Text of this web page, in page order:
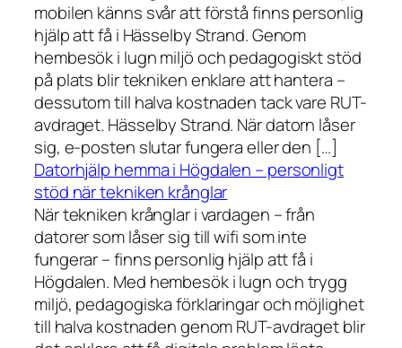
mobilen känns svår att förstå finns personlig
hjälp att få i Hässelby Strand. Genom
hembesök i lugn miljö och pedagogiskt stöd
på plats blir tekniken enklare att hantera –
dessutom till halva kostnaden tack vare RUT-
avdraget. Hässelby Strand. När datorn låser
sig, e-posten slutar fungera eller den […]
Datorhjälp hemma i Högdalen – personligt
stöd när tekniken krånglar
När tekniken krånglar i vardagen – från
datorer som låser sig till wifi som inte
fungerar – finns personlig hjälp att få i
Högdalen. Med hembesök i lugn och trygg
miljö, pedagogiska förklaringar och möjlighet
till halva kostnaden genom RUT-avdraget blir